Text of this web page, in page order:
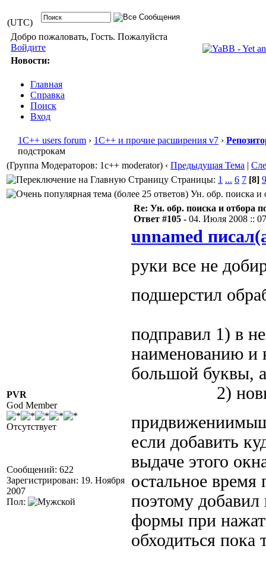
(UTC)
Добро пожаловать, Гость. Пожалуйста
Войдите
Новости:
Главная
Справка
Поиск
Вход
1С++ users forum › 1С++ и прочие расширения v7 ›
подстрокам
(Группа Модераторов: 1c++ moderator) ‹ Предыдущая Тема |
Страницы: 1 ... 6 7 [8] 9
Ун. обр. поиска и
PVR
God Member
Отсутствует
Сообщений: 622
Зарегистрирован: 19. Ноября
2007
Пол:
Re: Ун. обр. поиска и отбора
Ответ #105 - 04. Июля 2008 ::
unnamed
руки все не
подшерстил
подправил 1) в
наименованию и
большой буквы,
2) новый
если добавить
выдаче этого
остальное
поэтому
формы при
обходиться пока